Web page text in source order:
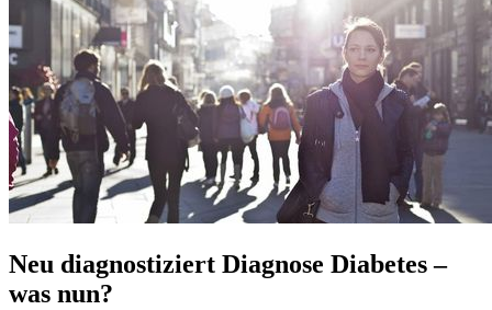
Neu diagnostiziert Diagnose Diabetes –
was nun?